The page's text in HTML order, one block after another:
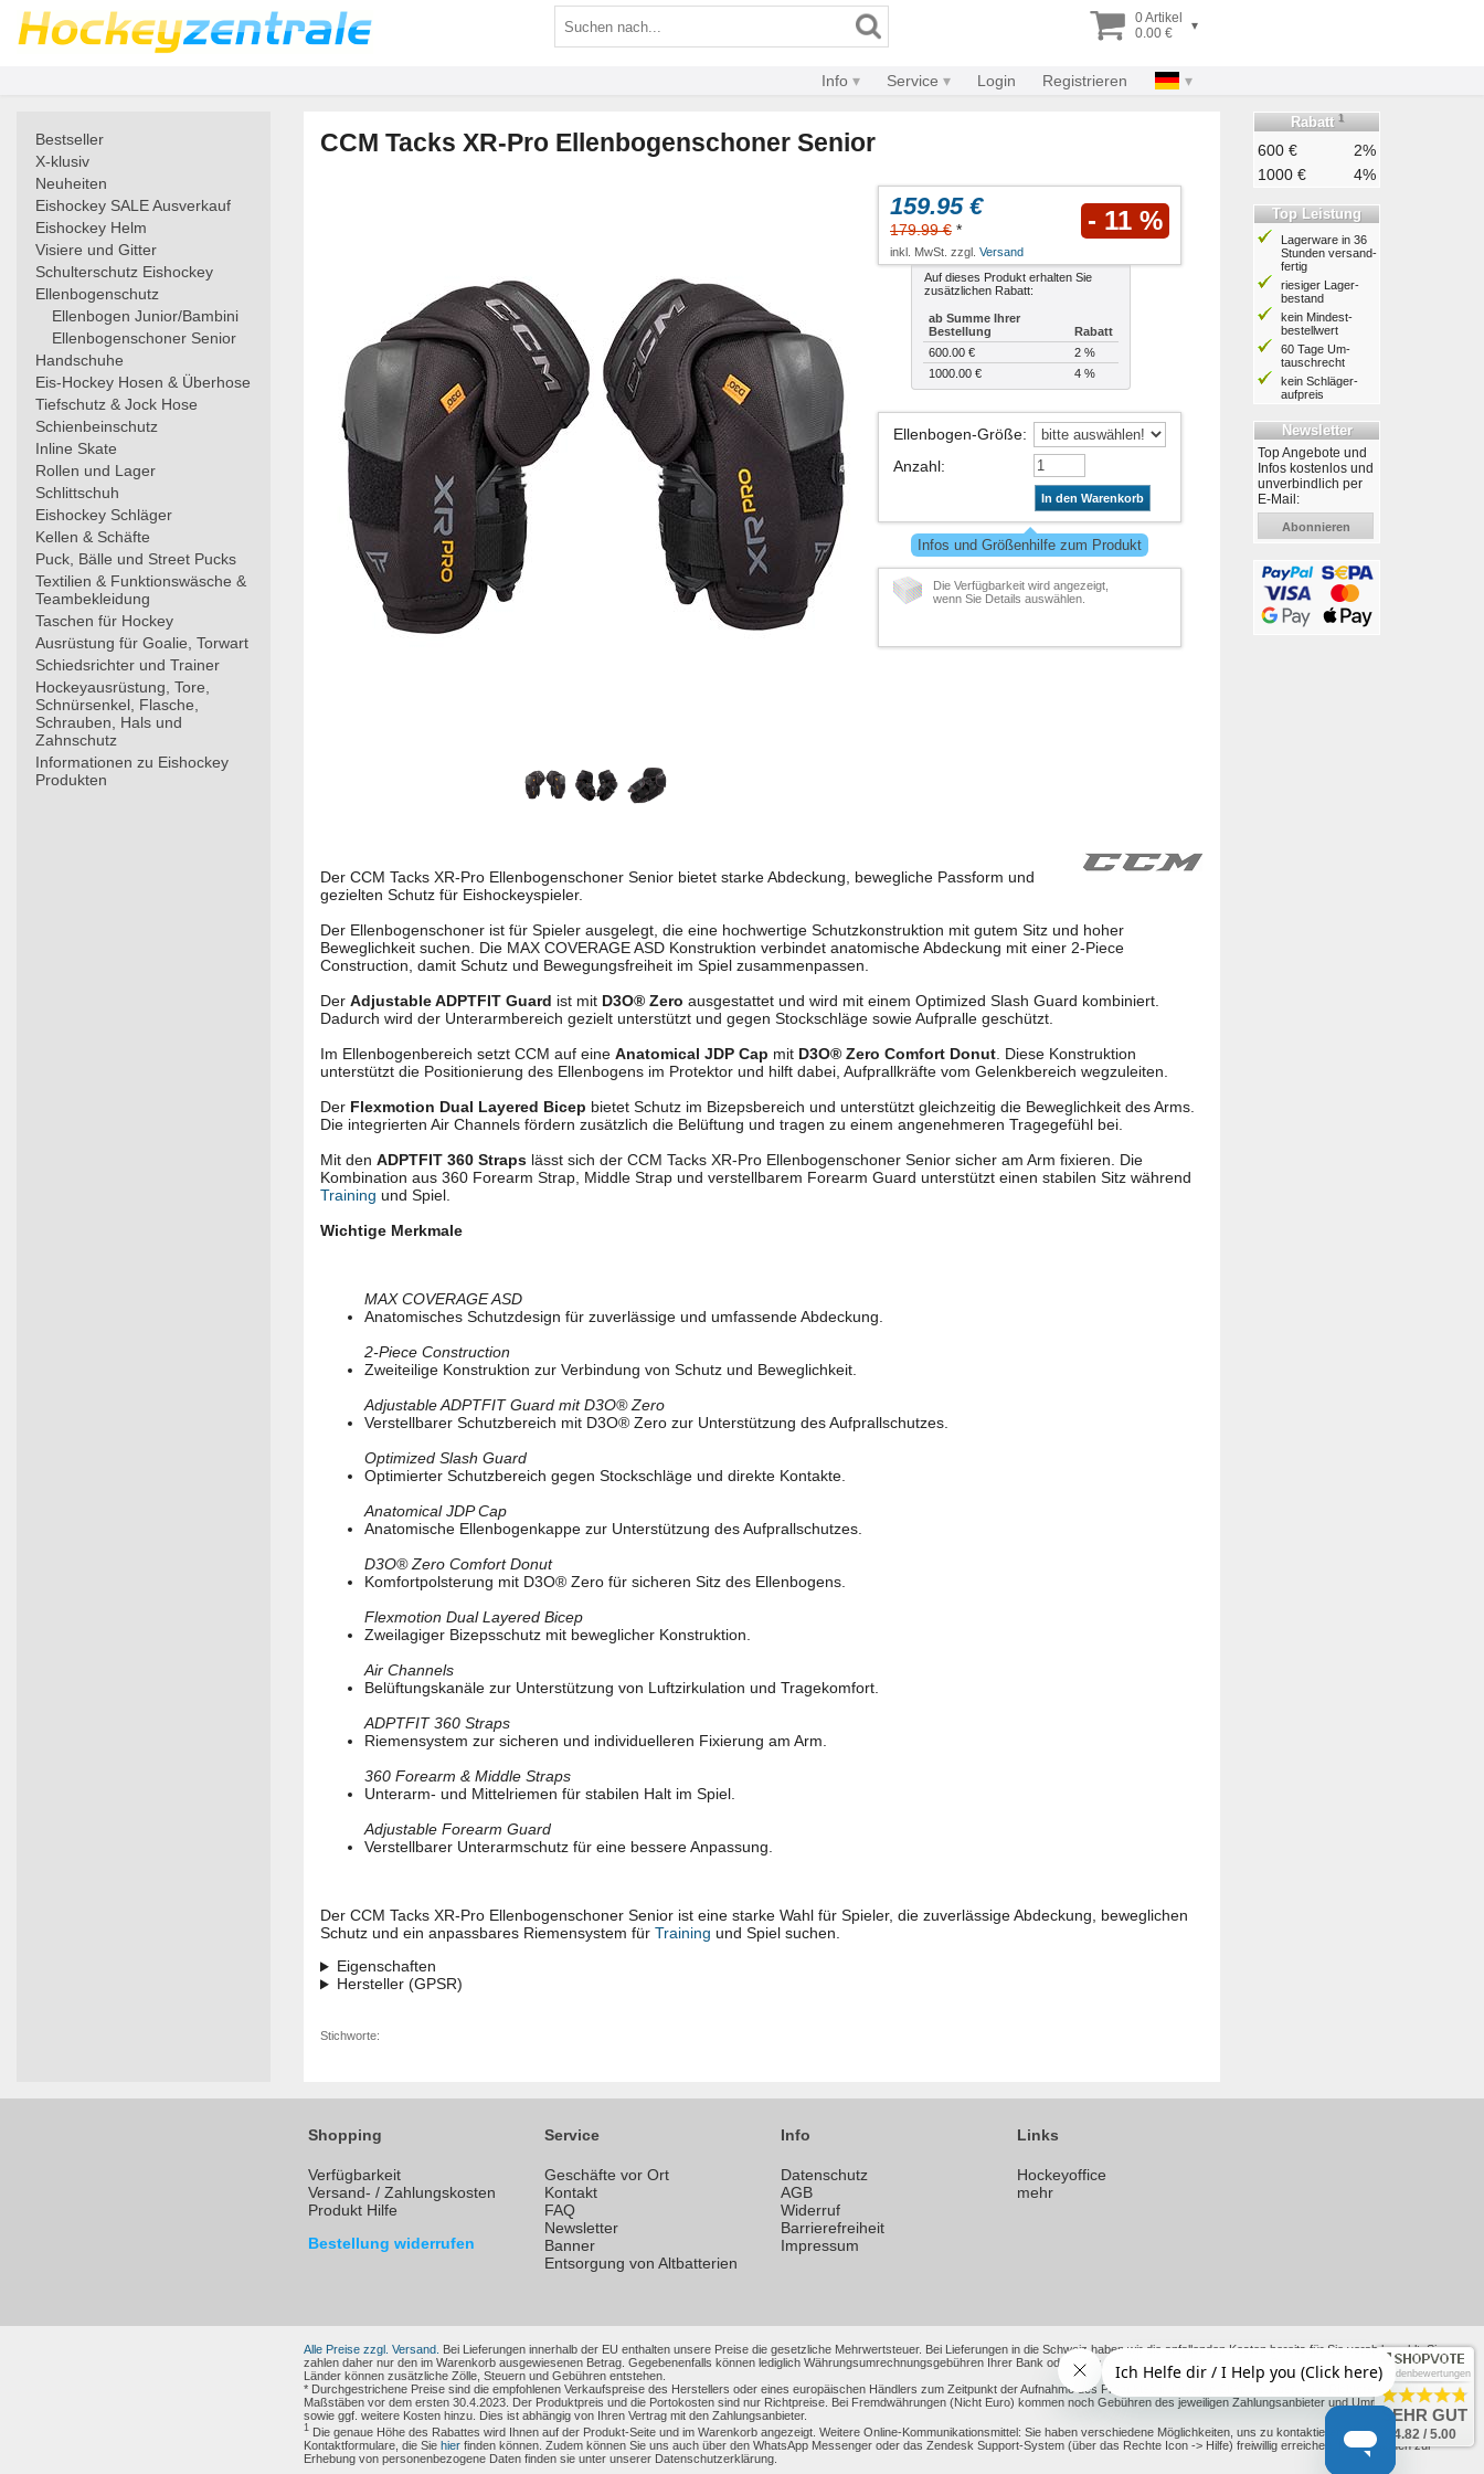
0 Artikel
0.00 €
▾
Info Service Login Registrieren
Bestseller
X-klusiv
Neuheiten
Eishockey SALE Ausverkauf
Eishockey Helm
Visiere und Gitter
Schulterschutz Eishockey
Ellenbogenschutz
Ellenbogen Junior/Bambini
Ellenbogenschoner Senior
Handschuhe
Eis-Hockey Hosen & Überhose
Tiefschutz & Jock Hose
Schienbeinschutz
Inline Skate
Rollen und Lager
Schlittschuh
Eishockey Schläger
Kellen & Schäfte
Puck, Bälle und Street Pucks
Textilien & Funktionswäsche &
Teambekleidung
Taschen für Hockey
Ausrüstung für Goalie, Torwart
Schiedsrichter und Trainer
Hockeyausrüstung, Tore,
Schnürsenkel, Flasche,
Schrauben, Hals und
Zahnschutz
Informationen zu Eishockey
Produkten
CCM Tacks XR-Pro Ellenbogenschoner Senior
159.95 €
179.99 € * - 11 %
inkl. MwSt. zzgl. Versand
Auf dieses Produkt erhalten Sie
zusätzlichen Rabatt:
ab Summe Ihrer
Bestellung
Rabatt
600.00 €
2 %
1000.00 €
4 %
Ellenbogen-Größe:
Anzahl:
In den Warenkorb
Infos und Größenhilfe zum Produkt
Die Verfügbarkeit wird angezeigt,
wenn Sie Details auswählen.
Der CCM Tacks XR-Pro Ellenbogenschoner Senior bietet starke Abdeckung, bewegliche Passform und
gezielten Schutz für Eishockeyspieler.
Der Ellenbogenschoner ist für Spieler ausgelegt, die eine hochwertige Schutzkonstruktion mit gutem Sitz und hoher
Beweglichkeit suchen. Die MAX COVERAGE ASD Konstruktion verbindet anatomische Abdeckung mit einer 2-Piece
Construction, damit Schutz und Bewegungsfreiheit im Spiel zusammenpassen.
Der Adjustable ADPTFIT Guard ist mit D3O® Zero ausgestattet und wird mit einem Optimized Slash Guard kombiniert.
Dadurch wird der Unterarmbereich gezielt unterstützt und gegen Stockschläge sowie Aufpralle geschützt.
Im Ellenbogenbereich setzt CCM auf eine Anatomical JDP Cap mit D3O® Zero Comfort Donut. Diese Konstruktion
unterstützt die Positionierung des Ellenbogens im Protektor und hilft dabei, Aufprallkräfte vom Gelenkbereich wegzuleiten.
Der Flexmotion Dual Layered Bicep bietet Schutz im Bizepsbereich und unterstützt gleichzeitig die Beweglichkeit des Arms.
Die integrierten Air Channels fördern zusätzlich die Belüftung und tragen zu einem angenehmeren Tragegefühl bei.
Mit den ADPTFIT 360 Straps lässt sich der CCM Tacks XR-Pro Ellenbogenschoner Senior sicher am Arm fixieren. Die
Kombination aus 360 Forearm Strap, Middle Strap und verstellbarem Forearm Guard unterstützt einen stabilen Sitz während
Training und Spiel.
Wichtige Merkmale
MAX COVERAGE ASD
Anatomisches Schutzdesign für zuverlässige und umfassende Abdeckung.
2-Piece Construction
Zweiteilige Konstruktion zur Verbindung von Schutz und Beweglichkeit.
Adjustable ADPTFIT Guard mit D3O® Zero
Verstellbarer Schutzbereich mit D3O® Zero zur Unterstützung des Aufprallschutzes.
Optimized Slash Guard
Optimierter Schutzbereich gegen Stockschläge und direkte Kontakte.
Anatomical JDP Cap
Anatomische Ellenbogenkappe zur Unterstützung des Aufprallschutzes.
D3O® Zero Comfort Donut
Komfortpolsterung mit D3O® Zero für sicheren Sitz des Ellenbogens.
Flexmotion Dual Layered Bicep
Zweilagiger Bizepsschutz mit beweglicher Konstruktion.
Air Channels
Belüftungskanäle zur Unterstützung von Luftzirkulation und Tragekomfort.
ADPTFIT 360 Straps
Riemensystem zur sicheren und individuelleren Fixierung am Arm.
360 Forearm & Middle Straps
Unterarm- und Mittelriemen für stabilen Halt im Spiel.
Adjustable Forearm Guard
Verstellbarer Unterarmschutz für eine bessere Anpassung.
Der CCM Tacks XR-Pro Ellenbogenschoner Senior ist eine starke Wahl für Spieler, die zuverlässige Abdeckung, beweglichen
Schutz und ein anpassbares Riemensystem für Training und Spiel suchen.
Eigenschaften
Hersteller (GPSR)
Stichworte:
Rabatt 1
600 €
2%
1000 €
4%
Top Leistung
Lagerware in 36
Stunden ver­sand­
fertig
riesiger Lager­
bestand
kein Mindest­
bestell­wert
60 Tage Um­
tausch­recht
kein Schläger­
aufpreis
Newsletter
Top Angebote und
Infos kostenlos und
unverbindlich per
E-Mail:
Abonnieren
Shopping
Verfügbarkeit
Versand- / Zahlungskosten
Produkt Hilfe
Bestellung widerrufen
Service
Geschäfte vor Ort
Kontakt
FAQ
Newsletter
Banner
Entsorgung von Altbatterien
Info
Datenschutz
AGB
Widerruf
Barrierefreiheit
Impressum
Links
Hockeyoffice
mehr
Alle Preise zzgl. Versand. Bei Lieferungen innerhalb der EU enthalten unsere Preise die gesetzliche Mehrwertsteuer. Bei Lieferungen in die Schweiz haben wir die anfallenden Kosten bereits für Sie vorab bezahlt. Sie
zahlen daher nur den im Warenkorb ausgewiesenen Betrag. Gegebenenfalls können lediglich Währungsumrechnungsgebühren Ihrer Bank oder Ihres Kreditkartenanbieters anfallen. Bei Lieferungen in andere Nicht-EU-
Länder können zusätzliche Zölle, Steuern und Gebühren entstehen.
* Durchgestrichene Preise sind die empfohlenen Verkaufspreise des Herstellers oder eines europäischen Händlers zum Zeitpunkt der Aufnahme des Produktes in unseren Shop oder der neue Richtpreis nach alten
Maßstäben vor dem ersten 30.4.2023. Der Produktpreis und die Portokosten sind nur Richtpreise. Bei Fremdwährungen (Nicht Euro) kommen noch Gebühren des jeweiligen Zahlungsanbieter und Umrechnungskurse
sowie ggf. weitere Kosten hinzu. Dies ist abhängig von Ihren Vertrag mit den Zahlungsanbieter.
1 Die genaue Höhe des Rabattes wird Ihnen auf der Produkt-Seite und im Warenkorb angezeigt. Weitere Online-Kommunikationsmittel: Sie haben verschiedene Möglichkeiten, uns zu kontaktieren, darunter unsere
Kontaktformulare, die Sie hier finden können. Zudem können Sie uns auch über den WhatsApp Messenger oder das Zendesk Support-System (über das Rechte Icon -> Hilfe) freiwillig erreichen. Informationen zur
Erhebung von personenbezogene Daten finden sie unter unserer Datenschutzerklärung.
Kundenbewertungen
SEHR GUT
4.82 / 5.00